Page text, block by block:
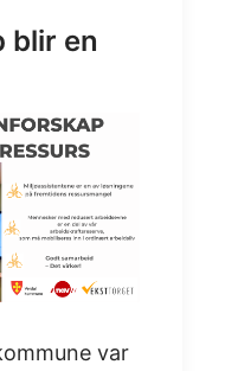
blir en
var